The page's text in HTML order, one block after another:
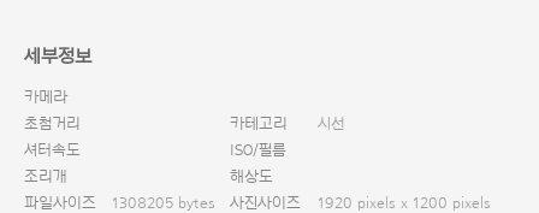
세부정보
카메라
초첨거리
카테고리
시선
셔터속도
ISO/필름
조리개
해상도
파일사이즈
1308205 bytes 사진사이즈 1920 pixels x 1200 pixels